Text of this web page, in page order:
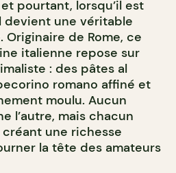
pourtant, lorsqu’il est
une véritable
de Rome, ce
italienne repose sur
: des pâtes al
romano affiné et
moulu. Aucun
l’autre, mais chacun
créant une richesse
la tête des amateurs